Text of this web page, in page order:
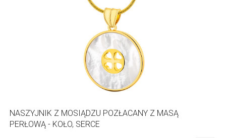
NASZYJNIK Z MOSIĄDZU POZŁACANY Z MASĄ
PERŁOWĄ - KOŁO, SERCE